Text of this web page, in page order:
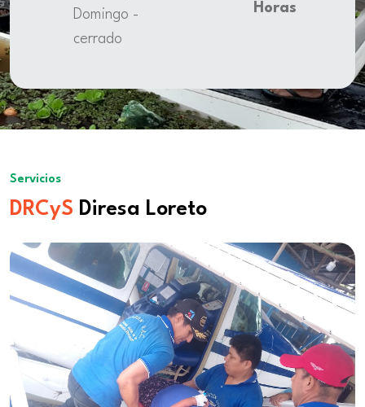
Domingo -
cerrado
Horas
Servicios
DRCyS Diresa Loreto